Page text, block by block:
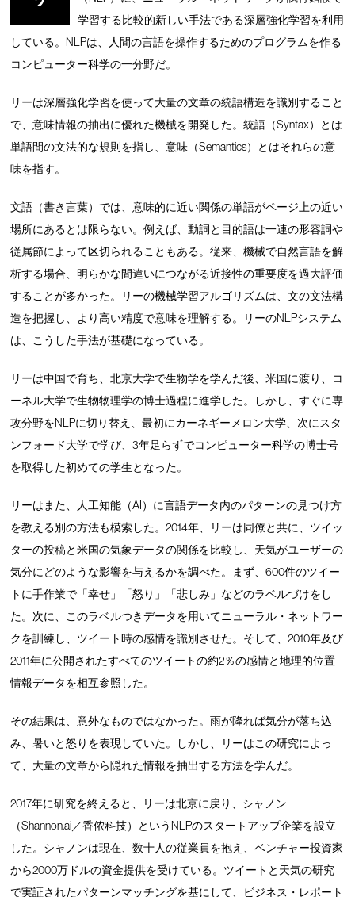
学習する比較的新しい手法である深層強化学習を利用
している。NLPは、人間の言語を操作するためのプログラムを作る
コンピューター科学の一分野だ。
リーは深層強化学習を使って大量の文章の統語構造を識別すること
で、意味情報の抽出に優れた機械を開発した。統語（Syntax）とは
単語間の文法的な規則を指し、意味（Semantics）とはそれらの意
味を指す。
文語（書き言葉）では、意味的に近い関係の単語がページ上の近い
場所にあるとは限らない。例えば、動詞と目的語は一連の形容詞や
従属節によって区切られることもある。従来、機械で自然言語を解
析する場合、明らかな間違いにつながる近接性の重要度を過大評価
することが多かった。リーの機械学習アルゴリズムは、文の文法構
造を把握し、より高い精度で意味を理解する。リーのNLPシステム
は、こうした手法が基礎になっている。
リーは中国で育ち、北京大学で生物学を学んだ後、米国に渡り、コ
ーネル大学で生物物理学の博士過程に進学した。しかし、すぐに専
攻分野をNLPに切り替え、最初にカーネギーメロン大学、次にスタ
ンフォード大学で学び、3年足らずでコンピューター科学の博士号
を取得した初めての学生となった。
リーはまた、人工知能（AI）に言語データ内のパターンの見つけ方
を教える別の方法も模索した。2014年、リーは同僚と共に、ツイッ
ターの投稿と米国の気象データの関係を比較し、天気がユーザーの
気分にどのような影響を与えるかを調べた。まず、600件のツイー
トに手作業で「幸せ」「怒り」「悲しみ」などのラベルづけをし
た。次に、このラベルつきデータを用いてニューラル・ネットワー
クを訓練し、ツイート時の感情を識別させた。そして、2010年及び
2011年に公開されたすべてのツイートの約2％の感情と地理的位置
情報データを相互参照した。
その結果は、意外なものではなかった。雨が降れば気分が落ち込
み、暑いと怒りを表現していた。しかし、リーはこの研究によっ
て、大量の文章から隠れた情報を抽出する方法を学んだ。
2017年に研究を終えると、リーは北京に戻り、シャノン
（Shannon.ai／香侬科技）というNLPのスタートアップ企業を設立
した。シャノンは現在、数十人の従業員を抱え、ベンチャー投資家
から2000万ドルの資金提供を受けている。ツイートと天気の研究
で実証されたパターンマッチングを基にして、ビジネス・レポート